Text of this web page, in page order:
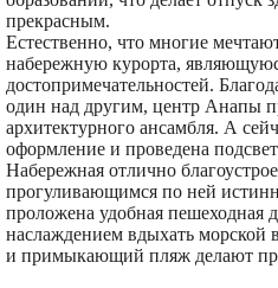
прекрасным.
Естественно, что многие
набережную курорта,
достопримечательностей.
один над другим, центр Анапы
архитектурного ансамбля. А
оформление и проведена
Набережная отлично
прогуливающимся по ней
проложена удобная пешеходная
наслаждением вдыхать морской
и примыкающий пляж делают